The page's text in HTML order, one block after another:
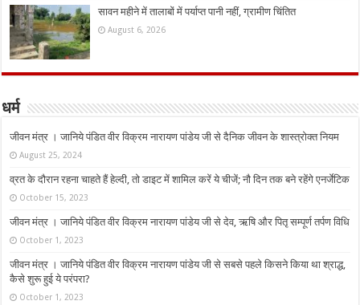
सावन महीने में तालाबों में पर्याप्त पानी नहीं, ग्रामीण चिंतित
August 6, 2026
धर्म
जीवन मंत्र । जानिये पंडित वीर विक्रम नारायण पांडेय जी से दैनिक जीवन के शास्त्रोक्त नियम
August 25, 2024
व्रत के दौरान रहना चाहते हैं हेल्दी, तो डाइट में शामिल करें ये चीजें; नौ दिन तक बने रहेंगे एनर्जेटिक
October 15, 2023
जीवन मंत्र । जानिये पंडित वीर विक्रम नारायण पांडेय जी से देव, ऋषि और पितृ सम्पूर्ण तर्पण विधि
October 1, 2023
जीवन मंत्र । जानिये पंडित वीर विक्रम नारायण पांडेय जी से सबसे पहले किसने किया था श्राद्ध,
कैसे शुरू हुई ये परंपरा?
October 1, 2023